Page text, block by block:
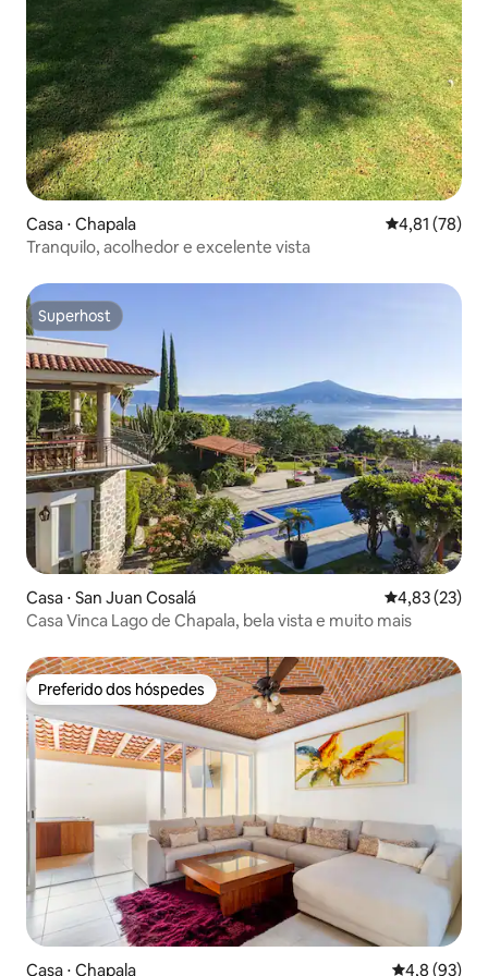
Casa ⋅ Chapala 4,81 de uma
4,81 (78)
Tranquilo, acolhedor e excelente vista
Superhost
Superhost
Casa ⋅ San Juan Cosalá 4,83 de uma
4,83 (23)
Casa Vinca Lago de Chapala, bela vista e muito mais
Preferido dos hóspedes
Preferido dos hóspedes
Casa ⋅ Chapala 4,8 de uma
4,8 (93)